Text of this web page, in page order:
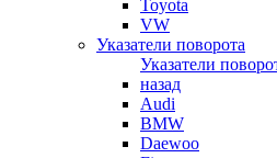
Toyota
VW
Указатели поворота
Указатели
назад
Audi
BMW
Daewoo